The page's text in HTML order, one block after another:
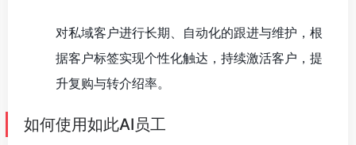
对私域客户进行长期、自动化的跟进与维护，根
据客户标签实现个性化触达，持续激活客户，提
升复购与转介绍率。
如何使用如此AI员工